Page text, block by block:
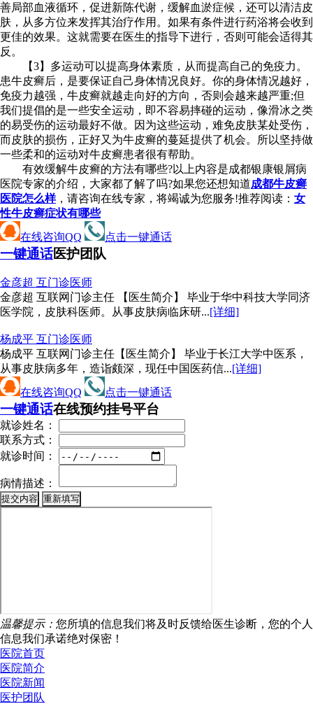
善局部血液循环，促进新陈代谢，缓解血淤症候，还可以清洁皮
肤，从多方位来发挥其治疗作用。如果有条件进行药浴将会收到
更佳的效果。这就需要在医生的指导下进行，否则可能会适得其
反。
【3】多运动可以提高身体素质，从而提高自己的免疫力。
患牛皮癣后，是要保证自己身体情况良好。你的身体情况越好，
免疫力越强，牛皮癣就越走向好的方向，否则会越来越严重;但
我们提倡的是一些安全运动，即不容易摔碰的运动，像滑冰之类
的易受伤的运动最好不做。因为这些运动，难免皮肤某处受伤，
而皮肤的损伤，正好又为牛皮癣的蔓延提供了机会。所以坚持做
一些柔和的运动对牛皮癣患者很有帮助。
有效缓解牛皮癣的方法有哪些?以上内容是成都银康银屑病
医院专家的介绍，大家都了解了吗?如果您还想知道成都牛皮癣
医院怎么样，请咨询在线专家，将竭诚为您服务!推荐阅读： 女
性牛皮癣症状有哪些
在线咨询QQ
点击一键通话
一键通话医护团队
金彦超 互门诊医师
金彦超 互联网门诊主任 【医生简介】 毕业于华中科技大学同济
医学院，皮肤科医师。从事皮肤病临床研...[详细]
杨成平 互门诊医师
杨成平 互联网门诊主任【医生简介】 毕业于长江大学中医系，
从事皮肤病多年，造诣颇深，现任中国医药信...[详细]
在线咨询QQ
点击一键通话
一键通话在线预约挂号平台
就诊姓名：
联系方式：
就诊时间：
病情描述：
温馨提示： 您所填的信息我们将及时反馈给医生诊断，您的个人
信息我们承诺绝对保密！
医院首页
医院简介
医院新闻
医护团队